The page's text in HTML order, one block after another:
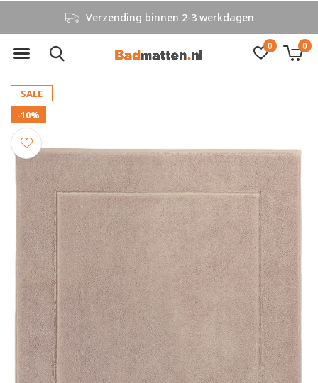
0 0
Verzending binnen 2-3 werkdagen
SALE
-10%